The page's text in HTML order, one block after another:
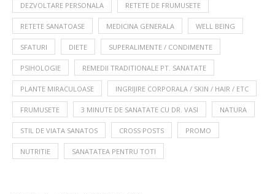
DEZVOLTARE PERSONALA RETETE DE FRUMUSETE
RETETE SANATOASE MEDICINA GENERALA WELL BEING
SFATURI DIETE SUPERALIMENTE / CONDIMENTE
PSIHOLOGIE REMEDII TRADITIONALE PT. SANATATE
PLANTE MIRACULOASE INGRIJIRE CORPORALA / SKIN / HAIR / ETC
FRUMUSETE 3 MINUTE DE SANATATE CU DR. VASI NATURA
STIL DE VIATA SANATOS CROSS POSTS PROMO
NUTRITIE SANATATEA PENTRU TOTI